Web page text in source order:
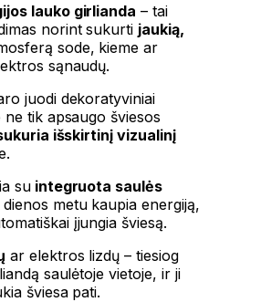
lauko girlianda – tai
norint sukurti jaukią,
sode, kieme ar
sąnaudų.
juodi dekoratyviniai
tik apsaugo šviesos
išskirtinį vizualinį
suintegruota saulės
metu kaupia energiją,
įjungia šviesą.
ar elektros lizdų – tiesiog
saulėtoje vietoje, ir ji
šviesa pati.